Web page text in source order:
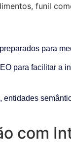
funil
para
para facilitar a
com